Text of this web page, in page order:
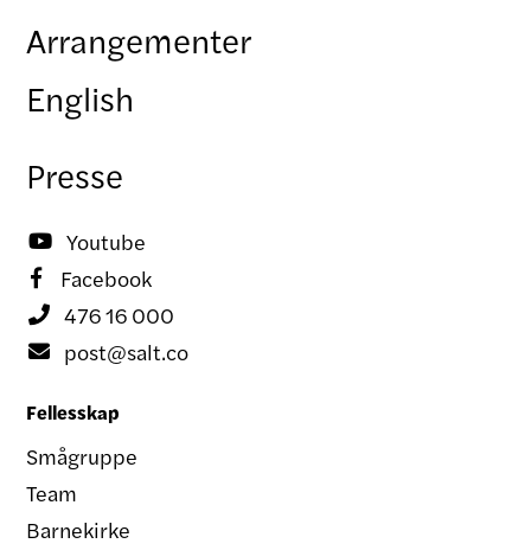
Arrangementer
English
Presse
 Youtube
 Facebook
 476 16 000
 post@salt.co
Fellesskap
Smågruppe
Team
Barnekirke